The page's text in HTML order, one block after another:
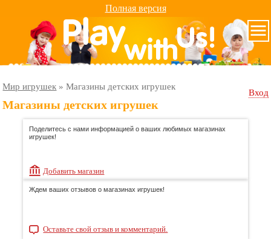
Полная версия
Мир игрушек »Магазины детских игрушек
Вход
Магазины детских игрушек
Поделитесь с нами информацией о ваших любимых магазинах
игрушек!
Добавить магазин
Ждем ваших отзывов о магазинах игрушек!
Оставьте свой отзыв и комментарий.